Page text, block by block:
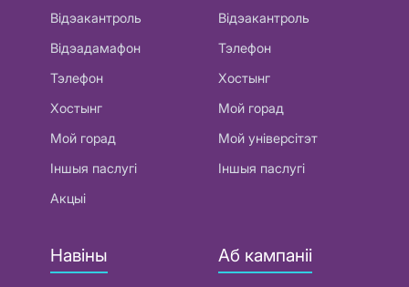
Відэакантроль
Відэадамафон
Тэлефон
Хостынг
Мой горад
Іншыя паслугі
Акцыі
Відэакантроль
Тэлефон
Хостынг
Мой горад
Мой універсітэт
Іншыя паслугі
Навіны Аб кампаніі